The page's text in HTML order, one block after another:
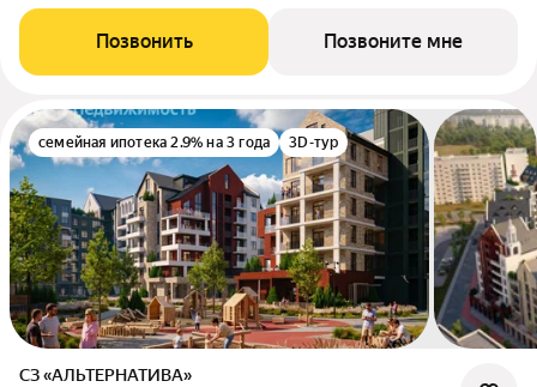
Позвонить Позвоните мне
семейная ипотека 2.9% на 3 года 3D-тур
СЗ «АЛЬТЕРНАТИВА»